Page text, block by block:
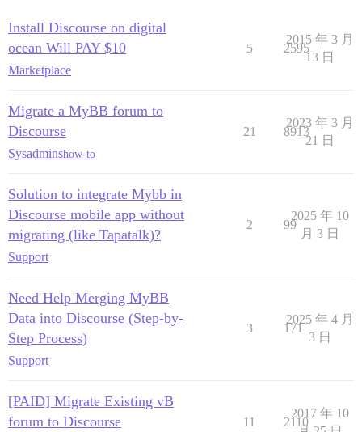
Install Discourse on digital
ocean Will PAY $10
Marketplace
5 2595
2015 年 3 月
13 日
Migrate a MyBB forum to
Discourse
Sysadminshow-to
21 8913
2023 年 3 月
21 日
Solution to integrate Mybb in
Discourse mobile app without
migrating (like Tapatalk)?
Support
2 99
2025 年 10
月 3 日
Need Help Merging MyBB
Data into Discourse (Step-by-
Step Process)
Support
3 171
2025 年 4 月
3 日
[PAID] Migrate Existing vB
forum to Discourse
11 2110
2017 年 10